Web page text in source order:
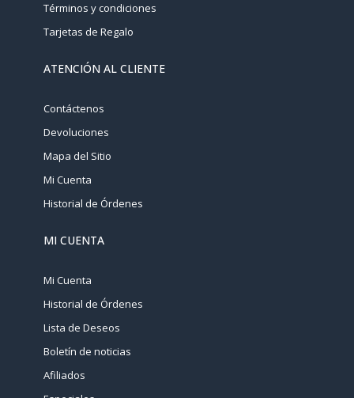
Términos y condiciones
Tarjetas de Regalo
ATENCIÓN AL CLIENTE
Contáctenos
Devoluciones
Mapa del Sitio
Mi Cuenta
Historial de Órdenes
MI CUENTA
Mi Cuenta
Historial de Órdenes
Lista de Deseos
Boletín de noticias
Afiliados